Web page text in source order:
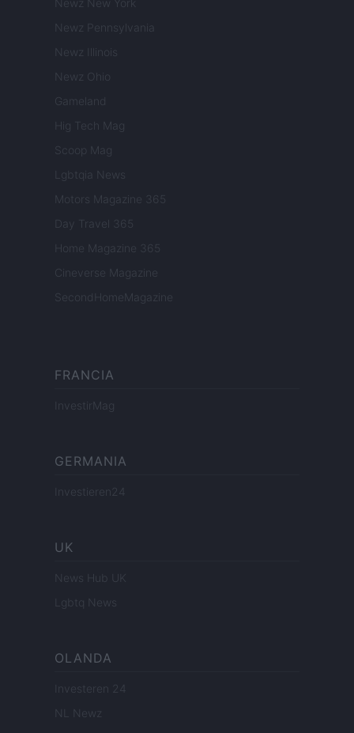
Newz New York
Newz Pennsylvania
Newz Illinois
Newz Ohio
Gameland
Hig Tech Mag
Scoop Mag
Lgbtqia News
Motors Magazine 365
Day Travel 365
Home Magazine 365
Cineverse Magazine
SecondHomeMagazine
FRANCIA
InvestirMag
GERMANIA
Investieren24
UK
News Hub UK
Lgbtq News
OLANDA
Investeren 24
NL Newz